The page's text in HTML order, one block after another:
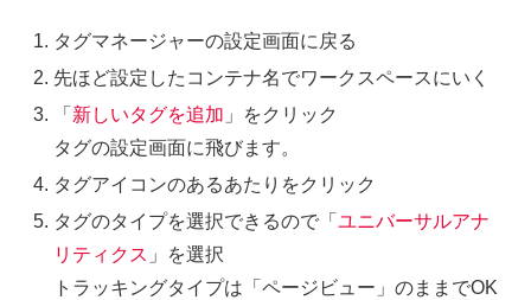
タグマネージャーの設定画面に戻る
先ほど設定したコンテナ名でワークスペースにいく
「 新しいタグを追加 」をクリック
タグの設定画面に飛びます。
タグアイコンのあるあたりをクリック
タグのタイプを選択できるので「ユニバーサルアナ
リティクス 」を選択
トラッキングタイプは「ページビュー」のままでOK